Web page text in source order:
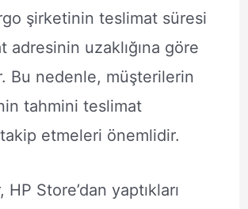
şirketinin teslimat süresi
adresinin uzaklığına göre
Bu nedenle, müşterilerin
tahmini teslimat
etmeleri önemlidir.
Store’dan yaptıkları